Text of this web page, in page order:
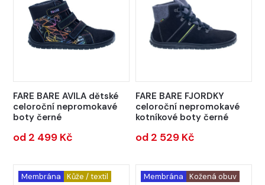
FARE BARE AVILA dětské
celoroční nepromokavé
boty černé
od 2 499 Kč
FARE BARE FJORDKY
celoroční nepromokavé
kotníkové boty černé
od 2 529 Kč
Membrána Kůže / textil Membrána Kožená obuv